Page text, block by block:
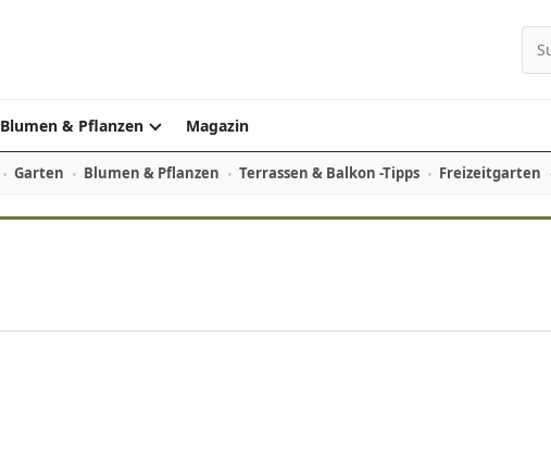
Blumen & Pflanzen Magazin
Garten Blumen & Pflanzen Terrassen & Balkon -Tipps Freizeitgarten